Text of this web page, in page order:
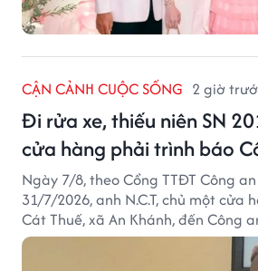
CẬN CẢNH CUỘC SỐNG 2 giờ
Đi rửa xe, thiếu niên SN
cửa hàng phải trình báo
Ngày 7/8, theo Cổng TTĐT Công
31/7/2026, anh N.C.T, chủ một cửa
Cát Thuế, xã An Khánh, đến Công
việc bị mất trộm chiếc xe máy
xe còn có nhiều giấy tờ cá nhân